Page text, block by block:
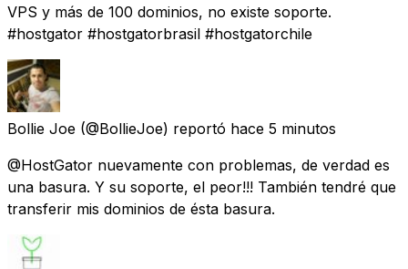
VPS y más de 100 dominios, no existe soporte.
#hostgator #hostgatorbrasil #hostgatorchile
Bollie Joe (@BollieJoe) reportó hace 5 minutos
@HostGator nuevamente con problemas, de verdad es
una basura. Y su soporte, el peor!!! También tendré que
transferir mis dominios de ésta basura.